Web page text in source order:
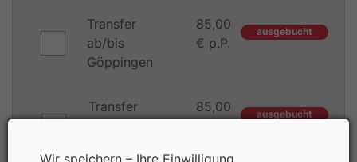
Wir speichern – Ihre Einwilligung
Transfer
ab/bis
Göppingen
85,00
€ p.P.
ausgebucht
Transfer
85,00
ausgebucht